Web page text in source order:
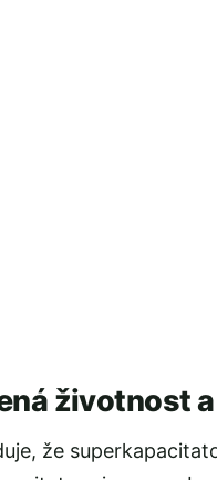
životnost
že